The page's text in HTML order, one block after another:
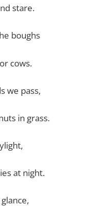
stare.
boughs
cows.
we pass,
in grass.
at night.